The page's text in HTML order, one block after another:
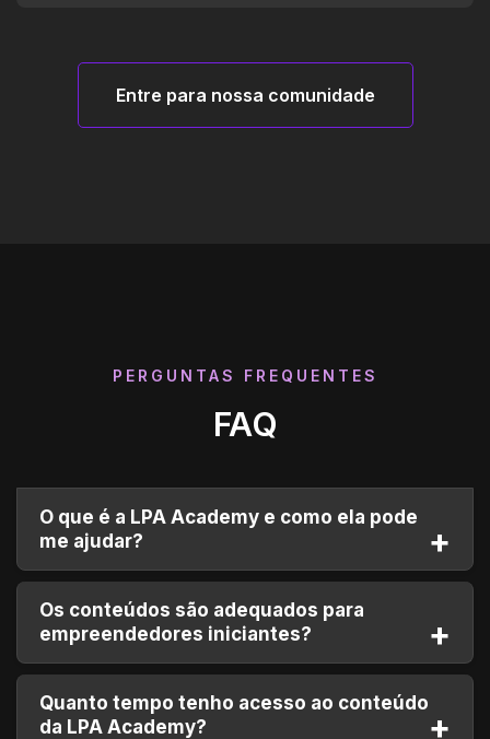
Entre para nossa comunidade
PERGUNTAS FREQUENTES
FAQ
O que é a LPA Academy e como ela pode
me ajudar?
A LPA Academy é uma plataforma de
aprendizado online dedicada a transformar sua
mentalidade empreendedora e elevar seu
negócio. Oferecemos cursos, e-books, palestras,
mentorias e muito mais, todos voltados para
Os conteúdos são adequados para
empreendedores iniciantes?
Sim! Nossos conteúdos são desenhados tanto
para iniciantes quanto para empreendedores
Quanto tempo tenho acesso ao conteúdo
da LPA Academy?